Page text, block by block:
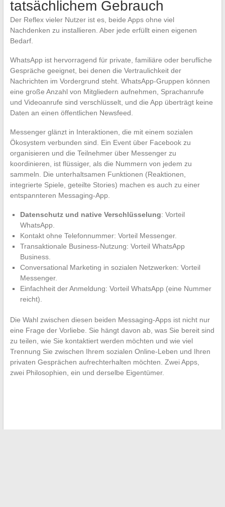
tatsächlichem Gebrauch
Der Reflex vieler Nutzer ist es, beide Apps ohne viel
Nachdenken zu installieren. Aber jede erfüllt einen eigenen
Bedarf.
WhatsApp ist hervorragend für private, familiäre oder berufliche
Gespräche geeignet, bei denen die Vertraulichkeit der
Nachrichten im Vordergrund steht. WhatsApp-Gruppen können
eine große Anzahl von Mitgliedern aufnehmen, Sprachanrufe
und Videoanrufe sind verschlüsselt, und die App überträgt keine
Daten an einen öffentlichen Newsfeed.
Messenger glänzt in Interaktionen, die mit einem sozialen
Ökosystem verbunden sind. Ein Event über Facebook zu
organisieren und die Teilnehmer über Messenger zu
koordinieren, ist flüssiger, als die Nummern von jedem zu
sammeln. Die unterhaltsamen Funktionen (Reaktionen,
integrierte Spiele, geteilte Stories) machen es auch zu einer
entspannteren Messaging-App.
Datenschutz und native Verschlüsselung: Vorteil
WhatsApp.
Kontakt ohne Telefonnummer: Vorteil Messenger.
Transaktionale Business-Nutzung: Vorteil WhatsApp
Business.
Conversational Marketing in sozialen Netzwerken: Vorteil
Messenger.
Einfachheit der Anmeldung: Vorteil WhatsApp (eine Nummer
reicht).
Die Wahl zwischen diesen beiden Messaging-Apps ist nicht nur
eine Frage der Vorliebe. Sie hängt davon ab, was Sie bereit sind
zu teilen, wie Sie kontaktiert werden möchten und wie viel
Trennung Sie zwischen Ihrem sozialen Online-Leben und Ihren
privaten Gesprächen aufrechterhalten möchten. Zwei Apps,
zwei Philosophien, ein und derselbe Eigentümer.